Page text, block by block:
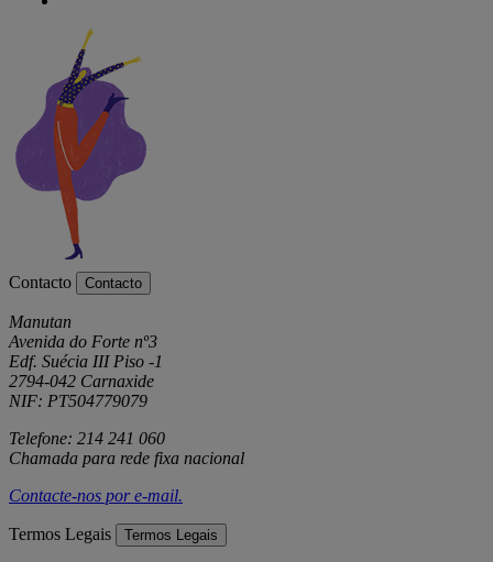
Contacto Contacto
Manutan
Avenida do Forte nº3
Edf. Suécia III Piso -1
2794-042 Carnaxide
NIF: PT504779079
Telefone: 214 241 060
Chamada para rede fixa nacional
Contacte-nos pore-mail.
Termos Legais Termos Legais